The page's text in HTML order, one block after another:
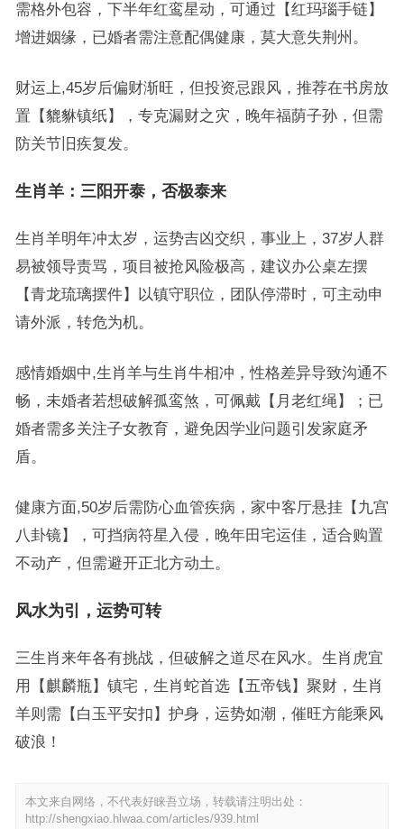
需格外包容，下半年红鸾星动，可通过【红玛瑙手链】
增进姻缘，已婚者需注意配偶健康，莫大意失荆州。
财运上,45岁后偏财渐旺，但投资忌跟风，推荐在书房放
置【貔貅镇纸】，专克漏财之灾，晚年福荫子孙，但需
防关节旧疾复发。
生肖羊：三阳开泰，否极泰来
生肖羊明年冲太岁，运势吉凶交织，事业上，37岁人群
易被领导责骂，项目被抢风险极高，建议办公桌左摆
【青龙琉璃摆件】以镇守职位，团队停滞时，可主动申
请外派，转危为机。
感情婚姻中,生肖羊与生肖牛相冲，性格差异导致沟通不
畅，未婚者若想破解孤鸾煞，可佩戴【月老红绳】；已
婚者需多关注子女教育，避免因学业问题引发家庭矛
盾。
健康方面,50岁后需防心血管疾病，家中客厅悬挂【九宫
八卦镜】，可挡病符星入侵，晚年田宅运佳，适合购置
不动产，但需避开正北方动土。
风水为引，运势可转
三生肖来年各有挑战，但破解之道尽在风水。生肖虎宜
用【麒麟瓶】镇宅，生肖蛇首选【五帝钱】聚财，生肖
羊则需【白玉平安扣】护身，运势如潮，催旺方能乘风
破浪！
本文来自网络，不代表好睐吾立场，转载请注明出处：
http://shengxiao.hlwaa.com/articles/939.html